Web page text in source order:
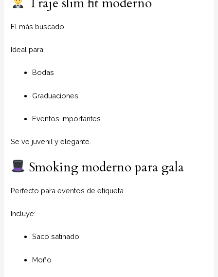
El más buscado.
Ideal para:
Bodas
Graduaciones
Eventos importantes
Se ve juvenil y elegante.
Smoking moderno para gala
Perfecto para eventos de etiqueta.
Incluye:
Saco satinado
Moño